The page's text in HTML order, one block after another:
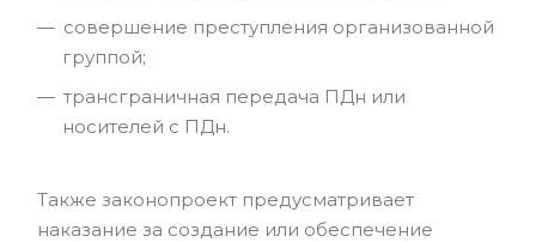
совершение преступления организованной
группой;
трансграничная передача ПДн или
носителей с ПДн.
Также законопроект предусматривает
наказание за создание или обеспечение